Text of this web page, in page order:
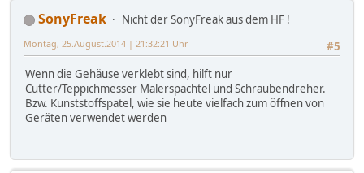
SonyFreak
Nicht der SonyFreak aus dem HF !
#5
Montag, 25.August.2014 | 21:32:21 Uhr
Wenn die Gehäuse verklebt sind, hilft nur
Cutter/Teppichmesser Malerspachtel und Schraubendreher.
Bzw. Kunststoffspatel, wie sie heute vielfach zum öffnen von
Geräten verwendet werden